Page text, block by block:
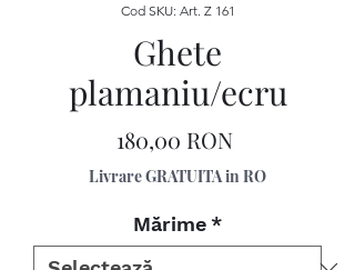
Cod SKU: Art. Z 161
Ghete
plamaniu/ecru
180,00 RONPreț
Livrare GRATUITA in RO
Mărime *